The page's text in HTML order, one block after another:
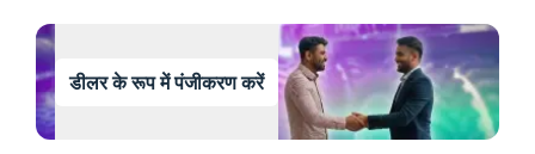
डीलर के रूप में पंजीकरण करें